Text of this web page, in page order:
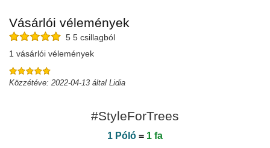
Vásárlói vélemények
5 5 csillagból
1 vásárlói vélemények
Közzétéve: 2022-04-13 által Lidia
#StyleForTrees
1 Póló = 1 fa